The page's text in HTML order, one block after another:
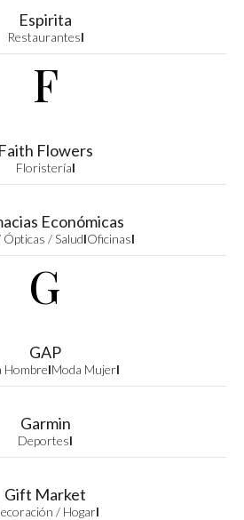
Espirita
RestaurantesI
F
Faith Flowers
FloristeríaI
Económicas
Ópticas / SaludIOficinasI
G
GAP
HombreIModa MujerI
Garmin
DeportesI
Gift Market
/ HogarI